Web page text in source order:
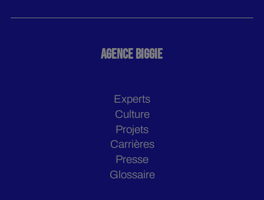
AGENCE BIGGIE
Experts
Culture
Projets
Carrières
Presse
Glossaire